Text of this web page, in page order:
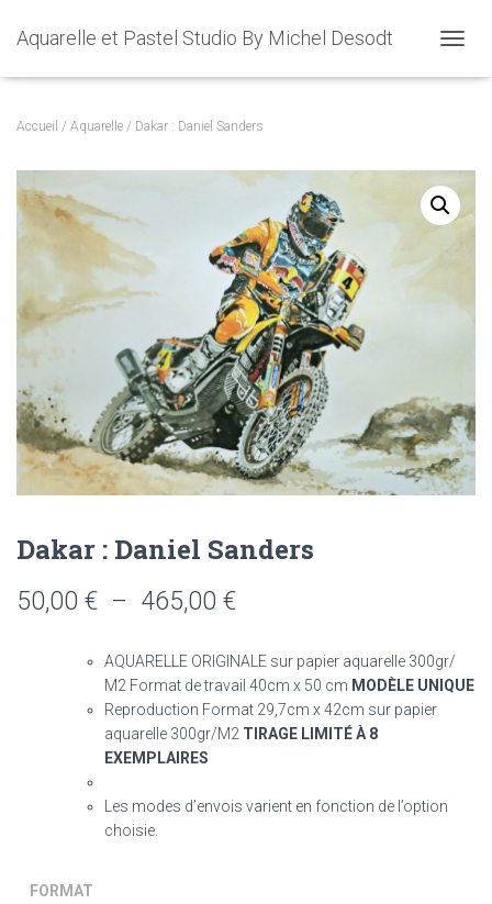
Aquarelle et Pastel Studio By Michel Desodt
Accueil / Aquarelle / Dakar : Daniel Sanders
Dakar : Daniel Sanders
50,00 € – 465,00 €Plage
prix :
50,00 €
465,00 €
AQUARELLE ORIGINALE sur papier aquarelle 300gr/
M2 Format de travail 40cm x 50 cm MODÈLE UNIQUE
Reproduction Format 29,7cm x 42cm sur papier
aquarelle 300gr/M2 TIRAGE LIMITÉ À 8
EXEMPLAIRES
Les modes d’envois varient en fonction de l’option
choisie.
FORMAT